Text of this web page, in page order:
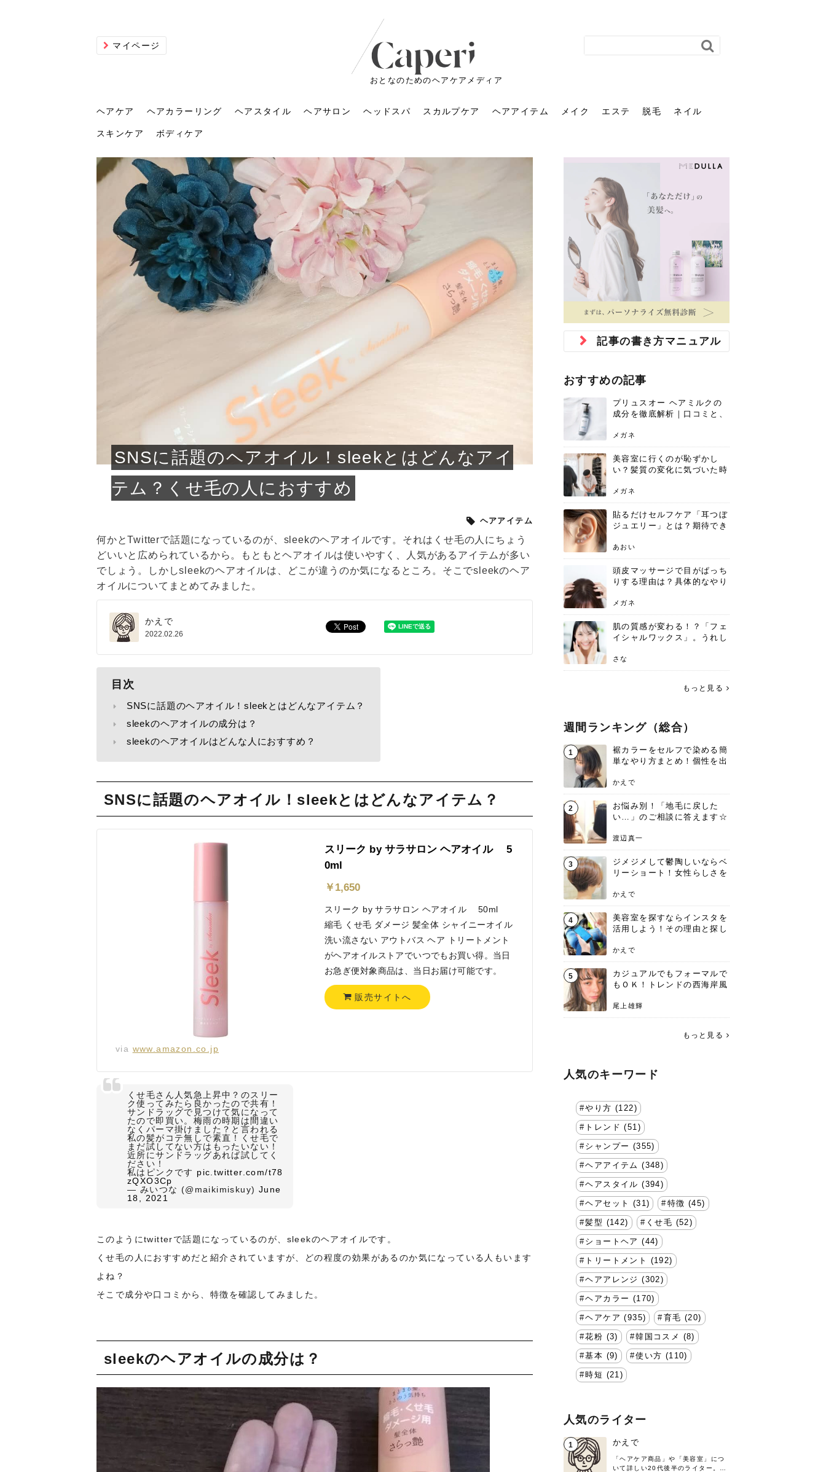
マイページ
おとなのためのヘアケアメディア
ヘアケア
トリートメントの付け方で
仕上がりが変わる｜効かな
い原因...
トリートメントの付け方で仕上がりは
大きく変わります。今回は、毛先中心
朝の5分が変わる！寝癖がつ
かない予防方法と時短寝癖
直し...
新生活シーズン、朝の身支度を少しで
も短くしたい人は多いはず。じつは寝
かえで
花粉で髪がパサパサするの
はなぜ？原因と落とし方・
防ぎ方を紹介
花粉の季節になると、髪がパサつく、
広がる、手触りが悪いと感じた経験は
ありま...
さくら
ヘアカラーリング
髪のくすみが気になる人
へ！2026春トレンドの明る
めく...
2026春のトレンドカラーは明るめのく
すみカラーです。ただし、髪がすでに
ツヤと透明感で垢抜ける！
自然なヘアカラーで作る
「きれい...
職場で浮かない落ち着いたトーンにし
たいけれど、どこか垢抜けた印象にし
さくら
肌に合う髪色、どう見つけ
る？「イエベ」「ブルベ」
診断と...
美容室で素敵なヘアカラーに染めても
らったのに、家に帰って鏡を見たら、
「なん...
かえで
ヘアスタイル
2026年のショートウルフ最
新トレンドとは？ナチュラ
ル...
2026年のショートウルフは、ナチュラ
ルでエアリーな仕上がりが今っぽい正
ルーズウェーブとは？2026
年の注目スタイルと長さ別
の...
2026年はレイヤーカットを使った髪型
のトレンドと重なり、ルーズウェーブ
かえで
40代のパーマがダレる原因
とは？自宅でできる復活術
と長...
パーマをかけたばかりなのに、もうカ
ールがダレてしまったと感じている方
はいな...
メガネ
ヘアサロン
美容室に行くのが恥ずかし
い？髪質の変化に気づいた
時こそ...
しばらく美容室に行けていないし、そ
ろそろ髪型を変えて気分転換したいと
お気に入りのお店が倒産し
た後の美容室の探し方！失
敗しに...
美容室を倒産する数が増えているとい
うニュースがありました。もともと美
かえで
前髪を薄くするための美容
院の頼み方とは？失敗しな
いため...
前髪は薄くしたほうが今風でおしゃれ
だと思っている人は、前髪を早く変え
たいと...
かえで
ヘッドスパ
ヘッドスパの落とし穴！知
らないと損する真実
ヘッドスパは、頭皮の汚れを落として
血行を促進し、リラックス効果や美髪
効果が...
頭皮を刺激してお顔のリフ
トアップ♪毎日こつこつカン
タン小顔☆
毎日のちょっとした習慣で小顔は作れ
る！頭のこりをほぐしてフェイスライ
chicca
ヘッドスパで頭皮をケアし
よう！ヘッドスパの効果と
おすすめの人
普段目に見えない頭皮ですが、何のケ
アもせずに放っておくとダメージが蓄
積して...
yukarin
スカルプケア
髪を育てるには？毎日の洗
い方と生活習慣を見直す基
本ケア
髪をきれいに育てるには高価なアイテ
ムを増やす前に、洗い方や乾かし方、
頭皮マッサージで目がぱっ
ちりする理由は？具体的な
やり方...
目元の印象を左右するのは目そのもの
ではなく、頭皮の状態かもしれませ
メガネ
ストレスで髪の毛はどう変
わる？抜け毛・パサつきの
原因と...
最近、髪のツヤがなくなったという方
や、抜け毛が増えたと悩んでいる方
は、スト...
さくら
ヘアアイテム
発酵エキスシャンプーって
何がいいの？無印良品など
のシャ...
スキンケアで人気の発酵成分が、シャ
ンプーにも広がっています。無印良品
アイロンが苦手でも大丈
夫！ブラッシング感覚で使
えるヘア...
ヘアアイロンを使うのが苦手、火傷が
怖いと感じている方はいないでしょう
さくら
40代の髪を悩みに最適！韓
国発「ダリーフ」でヘアセ
ット...
韓国コスメを使うのは若い子だけだと
思っていないでしょうか？ダリーフの
グラム...
さくら
メイク
ミニマリストのメイク術｜
少ないアイテムで「自分ら
しい美...
「たくさんのコスメを持っているの
に、実際に使っているのはいつも同じ
V3ファンデーションは危な
い？針の仕組み・全4種比
較・...
メイクをしている時間も、スキンケア
の時間に変えるという発想から生まれ
あかり
「おしゃれ」と「身だしな
み」は違う。相手に信頼感
を与え...
新しい環境に臨むとき、多くの人が意
識するのが「身だしなみ」です。特に
メイク...
さな
エステ
針で小顔を目指す！美容鍼
の効果と後悔しない選び方
のポイント
フェイスラインをすっきりさせたいと
いうお悩みを抱えている方はいないで
リンパマッサージと経絡マ
ッサージの違いとは？効果
と、自...
サロンのメニューを見ていると、「リ
ンパマッサージ」の他に「経絡マッサ
あかり
エステの勧誘が怖い人へ。
断ることは悪くない。自分
を守る...
「初回限定〇〇円！」そんなお得な体
験エステに行ってみたいけど、『押し
に弱い...
さな
脱毛
化粧ノリが変わる「顔脱
毛」。4つのメリットと、始
める前...
顔の産毛をカミソリで剃って、毛抜き
で抜くなど、日々の自己処理を手間に
子供の脱毛、日焼け肌はN
G？親子で学ぶ、安心・安全
なエ...
「ムダ毛が気になる」とお子さんが悩
んでいる姿を見て、エステ脱毛を検討
あおい
「今さら」なんて言わせな
い。40代のVIO・顔脱毛、
賢...
40代になって、ふと自分のムダ毛のこ
とが気になり始めたけど、「今から脱
毛を...
さな
ネイル
2026年運気アップネイルガ
イドを公開！幸運を呼ぶ色
と...
最近、なんとなく運気が停滞している
気がすると悩んでいないでしょうか？
そのネイル、本当に似合っ
てる？指先をきれいに見え
るのは...
SNSや雑誌で見かけた素敵なネイルデ
ザインを、いざ自分の爪に試してみた
さな
オフィスネイルでも「キラ
キラ」はOK？派手に見えな
い上...
仕事中も、ふとした瞬間に自分の指先
を見て、気分が上がるという心ときめ
く「キ...
あおい
スキンケア
スキンケア
急に小じわが増えた？原因
と種類の見分け方＆自宅で
できる...
ふと鏡を見て、急に小じわが増えたと
ルルルン ハイドラのどれが
良い？その違いは？PDRN
や...
ルルルン ハイドラシリーズを使いたい
けれど、種類が多くてどれを選べばい
いか...
さな
ジュベルック スキンの効果
とは？毛穴・ニキビ跡への
変化...
ニキビ跡の凸凹をどうにかしたいと、
肌の質感でお悩みではないでしょう
か？肌に...
ボディケア
ボディケア
人の手ならではの痩身効
果。オールハンドエステの
魅力と、...
痩身エステと一言で言っても、最新の
その医療ダイエット、後悔
しませんか？失敗する人の
共通点...
医師の管理のもと、科学的根拠に基づ
いて行う「医療ダイエット」は、自己
流のダ...
さな
本気の痩身と体質改善に。
アーユルヴェーダに基づく
「イン...
自己流のダイエットではなかなか落ち
ない、頑固な脂肪やセルライトを、本
気で体...
SNSに話題のヘアオイル！sleekとはどんなアイ
テム？くせ毛の人におすすめ
ヘアアイテム
何かとTwitterで話題になっているのが、sleekのヘアオイルです。それはくせ毛の人にちょう
どいいと広められているから。もともとヘアオイルは使いやすく、人気があるアイテムが多い
でしょう。しかしsleekのヘアオイルは、どこが違うのか気になるところ。そこでsleekのヘア
オイルについてまとめてみました。
かえで
2022.02.26
目次
SNSに話題のヘアオイル！sleekとはどんなアイテム？
sleekのヘアオイルの成分は？
sleekのヘアオイルはどんな人におすすめ？
SNSに話題のヘアオイル！sleekとはどんなアイテム？
via www.amazon.co.jp
スリーク by サラサロン ヘアオイル 5
0ml
￥ 1,650
スリーク by サラサロン ヘアオイル 50ml
縮毛 くせ毛 ダメージ 髪全体 シャイニーオイル
洗い流さない アウトバス ヘア トリートメント
がヘアオイルストアでいつでもお買い得。当日
お急ぎ便対象商品は、当日お届け可能です。
販売サイトへ
くせ毛さん人気急上昇中？のスリー
ク使ってみたら良かったので共有！
サンドラッグで見つけて気になって
たので即買い。梅雨の時期は間違い
なくパーマ掛けました？と言われる
私の髪がコテ無しで素直！くせ毛で
まだ試してない方はもったいない！
近所にサンドラッグあれば試してく
ださい！
私はピンクです pic.twitter.com/t78
zQXO3Cp
— みいつな (@maikimiskuy) June
18, 2021
このようにtwitterで話題になっているのが、sleekのヘアオイルです。
くせ毛の人におすすめだと紹介されていますが、どの程度の効果があるのか気になっている人もいます
よね？
そこで成分や口コミから、特徴を確認してみました。
sleekのヘアオイルの成分は？
記事の書き方マニュアル
おすすめの記事
プリュスオー ヘアミルクの
成分を徹底解析｜口コミと、
説
メガネ
美容室に行くのが恥ずかし
い？髪質の変化に気づいた時
メガネ
貼るだけセルフケア「耳つぼ
ジュエリー」とは？期待でき
あおい
頭皮マッサージで目がぱっち
りする理由は？具体的なやり
メガネ
肌の質感が変わる！？「フェ
イシャルワックス」。うれし
ための基礎知識
さな
もっと見る
週間ランキング（総合）
1
裾カラーをセルフで染める簡
単なやり方まとめ！個性を出
かえで
2
お悩み別！「地毛に戻した
い…」のご相談に答えます☆
渡辺真一
3
ジメジメして鬱陶しいならベ
リーショート！女性らしさを
かえで
4
美容室を探すならインスタを
活用しよう！その理由と探し
かえで
5
カジュアルでもフォーマルで
もＯＫ！トレンドの西海岸風
尾上雄輝
もっと見る
人気のキーワード
やり方 (122)
トレンド (51)
シャンプー (355)
ヘアアイテム (348)
ヘアスタイル (394)
ヘアセット (31) 特徴 (45)
髪型 (142) くせ毛 (52)
ショートヘア (44)
トリートメント (192)
ヘアアレンジ (302)
ヘアカラー (170)
ヘアケア (935) 育毛 (20)
花粉 (3) 韓国コスメ (8)
基本 (9) 使い方 (110)
時短 (21)
人気のライター
1 かえで
「ヘアケア商品」や「美容室」につ
いて詳しい20代後半のライター。楽